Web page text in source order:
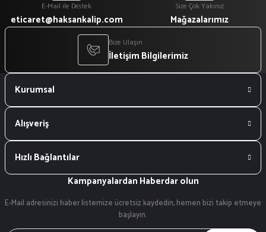
E-Mail ile Destek
eticaret@haksankalip.com
Size Çok Yakınız
Mağazalarımız
Bize Ulaşın
İletişim Bilgilerimiz
Kurumsal
Alışveriş
Hızlı Bağlantılar
Kampanyalardan Haberdar olun
E-Mail adresinizi haber listemize ücretsiz kaydedin, hemen bizi takip etmeye
başlayın.